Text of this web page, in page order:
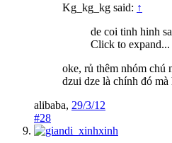
Kg_kg_kg said: ↑
de coi tinh hinh
Click to expand...
oke, rủ thêm nhóm chú
dzui dze là chính đó mà
alibaba, 29/3/12
#28